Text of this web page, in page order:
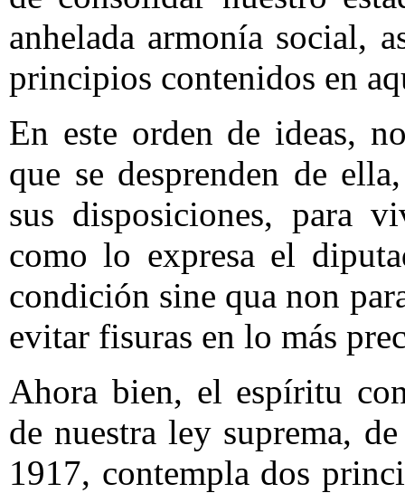
anhelada armonía social,
principios contenidos en
En este orden de ideas,
que se desprenden de
sus disposiciones, para
como lo expresa el
condición sine qua non
evitar fisuras en lo más
Ahora bien, el espíritu
de nuestra ley suprema,
1917, contempla dos